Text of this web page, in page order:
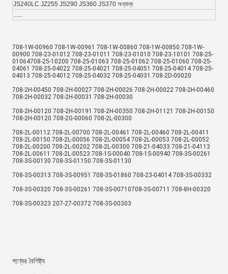
JS240LC JZ255 JS290 JS360 JS370 অন্যান্য
......
708-1W-00960 708-1W-00961 708-1W-00860 708-1W-00850 708-1W-
00900 708-23-01012 708-23-01011 708-23-01010 708-23-10101 708-25-
01064708-25-10200 708-25-01063 708-25-01062 708-25-01060 708-25-
04061 708-25-04022 708-25-04021 708-25-04051 708-25-04014 708-25-
04013 708-25-04012 708-25-04032 708-25-04031 708-2D-00020
708-2H-00450 708-2H-00027 708-2H-00026 708-2H-00022 708-2H-00460
708-2H-00032 708-2H-00031 708-2H-00030
708-2H-00120 708-2H-00191 708-2H-00350 708-2H-01121 708-2H-00150
708-2H-00120 708-2G-00060 708-2L-00300
708-2L-00112 708-2L-00700 708-2L-00461 708-2L-00460 708-2L-00411
708-2L-00150 708-2L-00056 708-2L-00054 708-2L-00053 708-2L-00052
708-2L-00200 708-2L-00202 708-2L-00300 708-21-04033 708-21-04113
708-2L-00611 708-2L-00523 708-1S-00040 708-1S-00940 708-3S-00261
708-3S-00130 708-3S-01150 708-3S-01130
708-3S-00313 708-3S-00951 708-3S-01860 708-23-04014 708-3S-00332
708-3S-00320 708-3S-00261 708-3S-00710708-3S-00711 708-8H-00320
708-3S-00323 207-27-00372 708-3S-00303
পণ্যের বৈশিষ্ট্য